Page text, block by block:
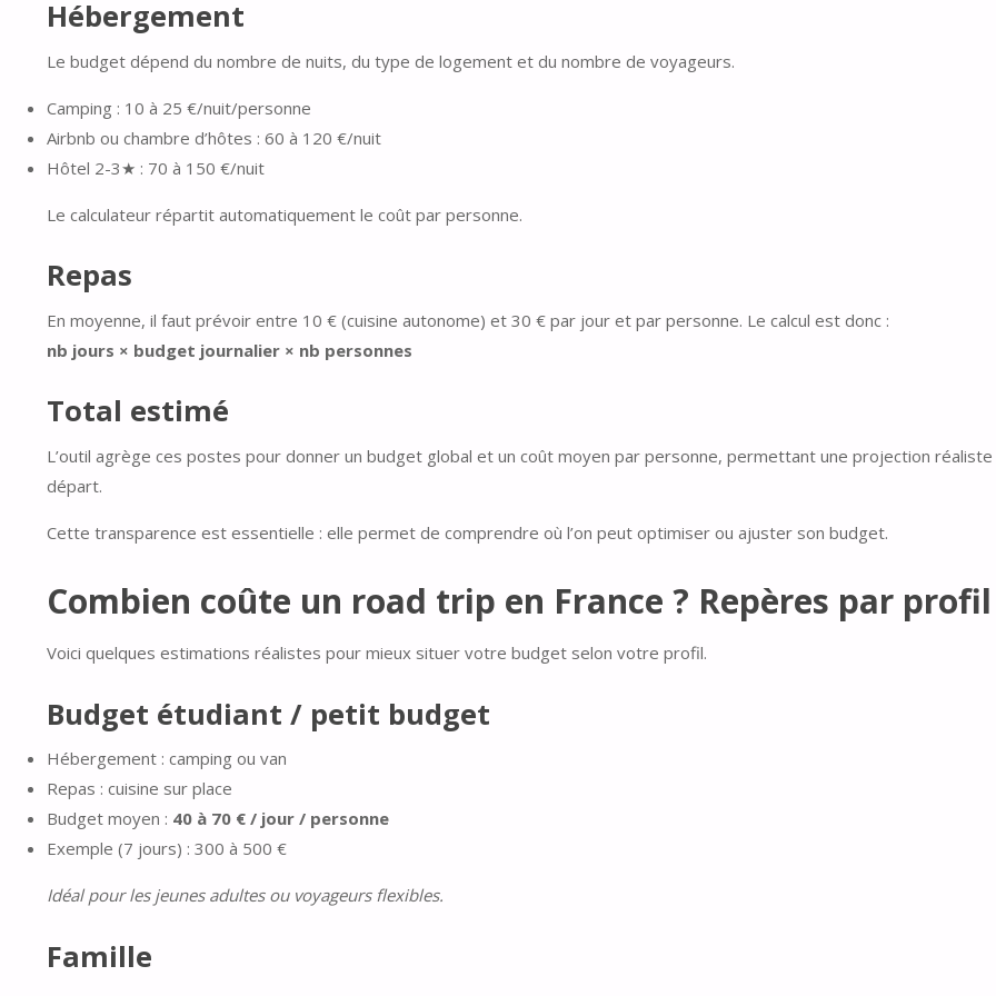
Hébergement
Le budget dépend du nombre de nuits, du type de logement et du nombre de voyageurs.
Camping : 10 à 25 €/nuit/personne
Airbnb ou chambre d’hôtes : 60 à 120 €/nuit
Hôtel 2-3★ : 70 à 150 €/nuit
Le calculateur répartit automatiquement le coût par personne.
Repas
En moyenne, il faut prévoir entre 10 € (cuisine autonome) et 30 € par jour et par personne. Le calcul est donc :
nb jours × budget journalier × nb personnes
Total estimé
L’outil agrège ces postes pour donner un budget global et un coût moyen par personne, permettant une projection
départ.
Cette transparence est essentielle : elle permet de comprendre où l’on peut optimiser ou ajuster son budget.
Combien coûte un road trip en France ? Repères par profil
Voici quelques estimations réalistes pour mieux situer votre budget selon votre profil.
Budget étudiant / petit budget
Hébergement : camping ou van
Repas : cuisine sur place
Budget moyen : 40 à 70 € / jour / personne
Exemple (7 jours) : 300 à 500 €
Idéal pour les jeunes adultes ou voyageurs flexibles.
Famille